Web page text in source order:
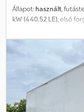
Állapot: használt,
kW (440,52 LE), első
10 829 kg, össztömeg:
3 800 mm ,
, hajtástípus:
felfüggesztés: acél-
fedélzeti számítógép,
légkondicionálás,
ülésfűtés
, * Német